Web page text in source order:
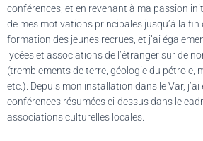
conférences, et en revenant à ma passion
de mes motivations principales jusqu’à la fin
formation des jeunes recrues, et j’ai
lycées et associations de l’étranger sur de
(tremblements de terre, géologie du pétrole,
etc.). Depuis mon installation dans le Var,
conférences résumées ci-dessus dans le
associations culturelles locales.